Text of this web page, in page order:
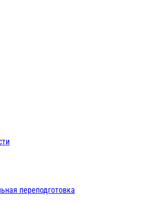
переподготовка